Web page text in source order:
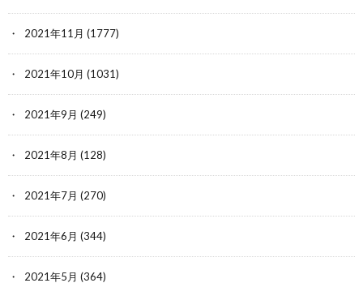
2021年11月 (1777)
2021年10月 (1031)
2021年9月 (249)
2021年8月 (128)
2021年7月 (270)
2021年6月 (344)
2021年5月 (364)